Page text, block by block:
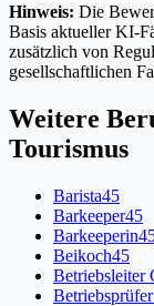
Hinweis: Die
Basis aktueller KI-
zusätzlich von
gesellschaftlichen
Weitere
Tourismus
Barista45
Barkeeper45
Barkeeperin
Beikoch45
Betriebsleiter